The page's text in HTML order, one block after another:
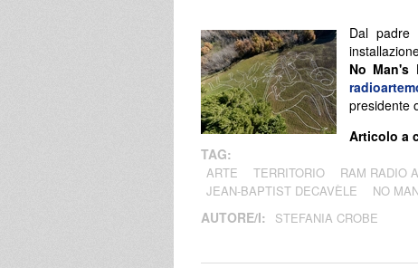
Dal padre
No Man's
presidente
Articolo a
TAG:
ARTE TERRITORIO RAM RADIO
JEAN-BAPTIST DECAVÈLE
NO
AUTORE/I: STEFANIA CROBE